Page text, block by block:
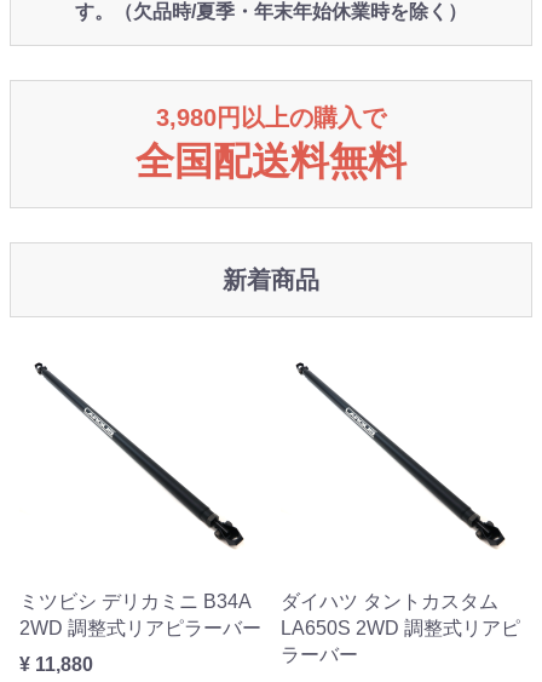
す。（欠品時/夏季・年末年始休業時を除く）
3,980円以上の購入で
全国配送料無料
新着商品
ミツビシ デリカミニ B34A
2WD 調整式リアピラーバー
¥ 11,880
ダイハツ タントカスタム
LA650S 2WD 調整式リアピ
ラーバー